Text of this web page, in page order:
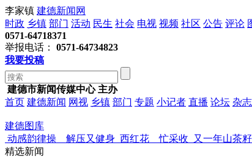
李家镇 建德新闻网
时政 乡镇 部门 活动 民生 社会 电视 视频 社区 公告 评论
0571-64718371
举报电话：
0571-64734823
我要投稿
建德市新闻传媒中心 主办
首页 建德新闻 网视 乡镇 部门 专题 小记者 直播 论坛 杂志
建德图库
动感韵律操 解压又健身 西红花 忙采收 又一年山茶
精选新闻